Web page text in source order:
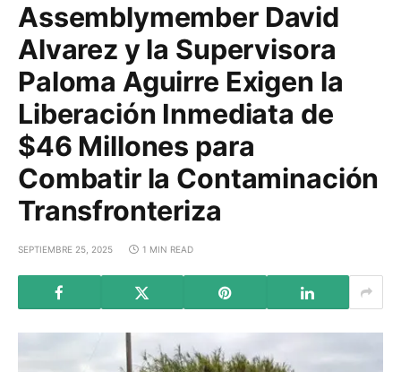
Assemblymember David
Alvarez y la Supervisora
Paloma Aguirre Exigen la
Liberación Inmediata de
$46 Millones para
Combatir la Contaminación
Transfronteriza
SEPTIEMBRE 25, 2025 1 MIN READ